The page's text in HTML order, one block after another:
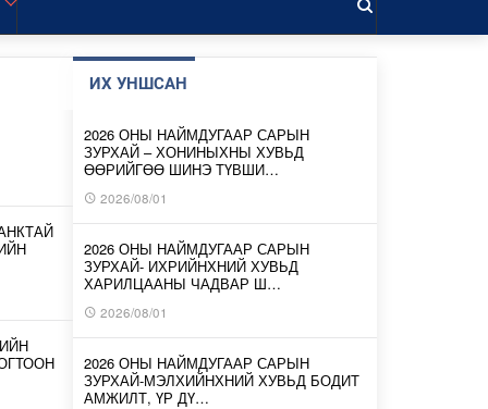
ИХ УНШСАН
2026 ОНЫ НАЙМДУГААР САРЫН
ЗУРХАЙ – ХОНИНЫХНЫ ХУВЬД
ӨӨРИЙГӨӨ ШИНЭ ТҮВШИ…
2026/08/01
2026 ОНЫ НАЙМДУГААР САРЫН
ЗУРХАЙ- ИХРИЙНХНИЙ ХУВЬД
ХАРИЛЦААНЫ ЧАДВАР Ш…
2026/08/01
2026 ОНЫ НАЙМДУГААР САРЫН
ЗУРХАЙ-МЭЛХИЙНХНИЙ ХУВЬД БОДИТ
АМЖИЛТ, ҮР ДҮ…